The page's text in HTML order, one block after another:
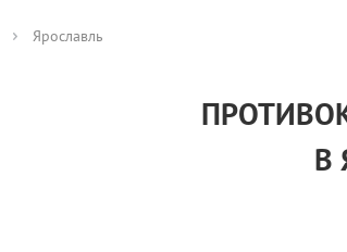
Ярославль
В